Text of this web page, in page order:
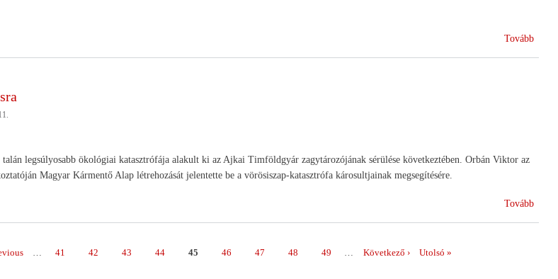
Tovább
legsúlyosabb ökológiai katasztrófája alakult ki az Ajkai Timföldgyár zagytározójának sérülése következtében. Orbán Viktor az
Magyar Kármentő Alap létrehozását jelentette be a vörösiszap-katasztrófa károsultjainak megsegítésére.
Tovább
… Page
41 Page
42 Page
43 Page
44 Page
45 Page
46 Page
47 Page
48 Page
49 …
Következő
Következő ›
Utolsó
Utolsó »